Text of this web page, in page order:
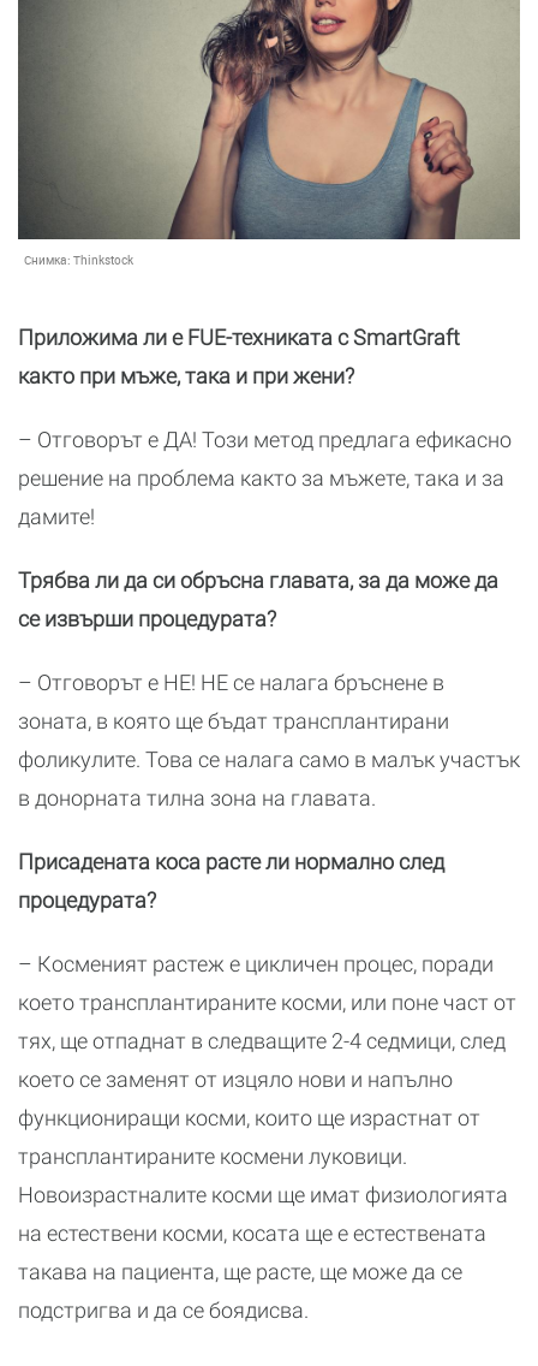
Снимка: Thinkstock
Приложима ли е FUE-техниката с SmartGraft
както при мъже, така и при жени?
– Отговорът е ДА! Този метод предлага ефикасно
решение на проблема както за мъжете, така и за
дамите!
Трябва ли да си обръсна главата, за да може да
се извърши процедурата?
– Отговорът е НЕ! НЕ се налага бръснене в
зоната, в която ще бъдат трансплантирани
фоликулите. Това се налага само в малък участък
в донорната тилна зона на главата.
Присадената коса расте ли нормално след
процедурата?
– Косменият растеж е цикличен процес, поради
което трансплантираните косми, или поне част от
тях, ще отпаднат в следващите 2-4 седмици, след
което се заменят от изцяло нови и напълно
функциониращи косми, които ще израстнат от
трансплантираните космени луковици.
Новоизрастналите косми ще имат физиологията
на естествени косми, косата ще е естествената
такава на пациента, ще расте, ще може да се
подстригва и да се боядисва.